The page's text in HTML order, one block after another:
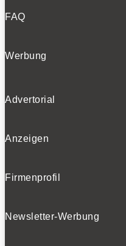
FAQ
Werbung
Advertorial
Anzeigen
Firmenprofil
Newsletter-Werbung